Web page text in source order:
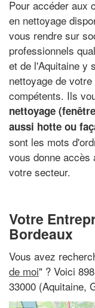
Pour accéder aux
en nettoyage
vous rendre sur
professionnels
et de l'Aquitaine y
nettoyage de
compétents. Ils
nettoyage
aussi hotte ou
sont les mots
vous donne
votre secteur.
Votre
Bordeaux
Vous avez
de moi" ? Voici
33000 (Aquitaine,